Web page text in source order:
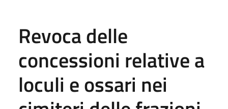
Revoca delle
concessioni relative a
loculi e ossari nei